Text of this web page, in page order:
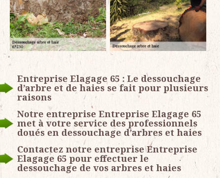
Entreprise Elagage 65 : Le dessouchage
d’arbre et de haies se fait pour plusieurs
raisons
Notre entreprise Entreprise Elagage 65
met à votre service des professionnels
doués en dessouchage d’arbres et haies
Contactez notre entreprise Entreprise
Elagage 65 pour effectuer le
dessouchage de vos arbres et haies